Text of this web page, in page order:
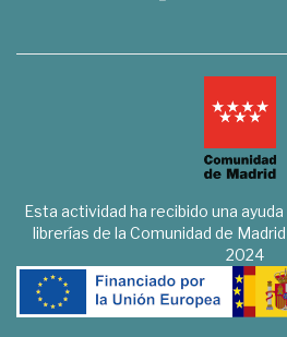
Esta actividad ha recibido una
librerías de la Comunidad de
2024